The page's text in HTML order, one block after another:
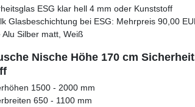
ESG klar hell 4 mm oder Kunststoff
Glasbeschichtung bei ESG: Mehrpreis 90,00
Alu Silber matt, Weiß
Nische Höhe 170 cm
1500 - 2000 mm
650 - 1100 mm